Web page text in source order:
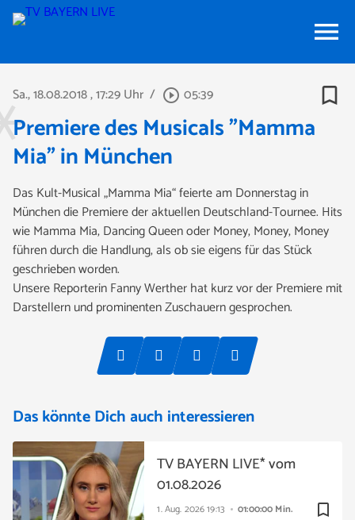
menu
Sa., 18.08.2018, 17:29 Uhr / play_circle_outline 05:39 bookmark_border
Premiere des Musicals "Mamma
Mia" in München
Das Kult-Musical „Mamma Mia“ feierte am Donnerstag in
München die Premiere der aktuellen Deutschland-Tournee. Hits
wie Mamma Mia, Dancing Queen oder Money, Money, Money
führen durch die Handlung, als ob sie eigens für das Stück
geschrieben worden.
Unsere Reporterin Fanny Werther hat kurz vor der Premiere mit
Darstellern und prominenten Zuschauern gesprochen.
Das könnte Dich auch interessieren
bookmark_border
1. Aug. 202619:13 01:00:00 Min.
TV BAYERN LIVE* vom
01.08.2026